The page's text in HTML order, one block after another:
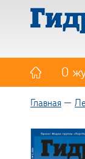
О
Главная